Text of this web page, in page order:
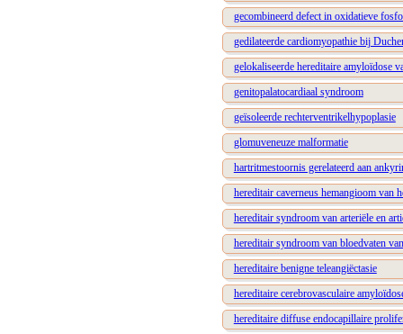
gecombineerd defect in oxidatieve
gedilateerde cardiomyopathie bij
gelokaliseerde hereditaire amyloïdose
genitopalatocardiaal syndroom
geïsoleerde rechterventrikelhypoplasie
glomuveneuze malformatie
hartritmestoornis gerelateerd aan
hereditair caverneus hemangioom van
hereditair syndroom van arteriële en
hereditair syndroom van bloedvaten
hereditaire benigne teleangiëctasie
hereditaire cerebrovasculaire
hereditaire diffuse endocapillaire